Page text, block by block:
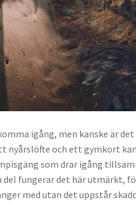
igång, men kanske är det
nyårslöfte och ett gymkort
som drar igång
fungerar det här utmärkt,
med utan det uppstår